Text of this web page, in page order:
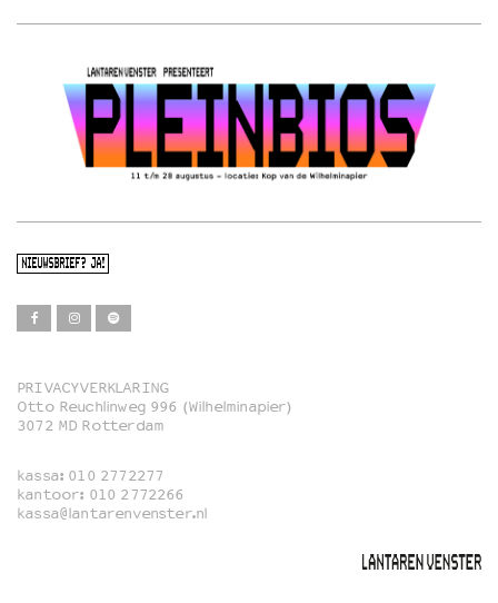
NIEUWSBRIEF? JA!
Film
Familie
Film in English
PRIVACYVERKLARING
Otto Reuchlinweg 996 (Wilhelminapier)
3072 MD Rotterdam
kassa: 010 2772277
kantoor: 010 2772266
kassa@lantarenvenster.nl